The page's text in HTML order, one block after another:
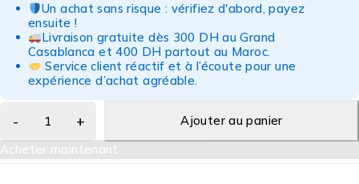
Un achat sans risque : vérifiez d'abord, payez
ensuite !
Livraison gratuite dès 300 DH au Grand
Casablanca et 400 DH partout au Maroc.
Service client réactif et à l’écoute pour une
expérience d’achat agréable.
Ajouter au panier
Acheter maintenant